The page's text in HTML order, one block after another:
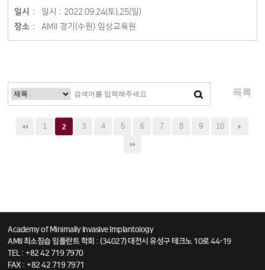
일시 :
일시 : 2022.09.24(토),25(일)
장소 :
AMII 경기(수원) 임상교육원
목록
1 2 3 4 5 6 7 8 9 10
Academy of Minimally Invasive Implantology
AMII 최소침습 임플란트 학회 : (34027) 대전시 유성구 테크노 10로 44-19
TEL : +82 42 719 7970
FAX : +82 42 719 7971